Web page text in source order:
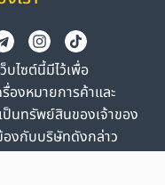
ไซต์นี้มีไว้เพื่อ
องหมายการค้าและ
นทรัพย์สินของเจ้าของ
องกับบริษัทดังกล่าว